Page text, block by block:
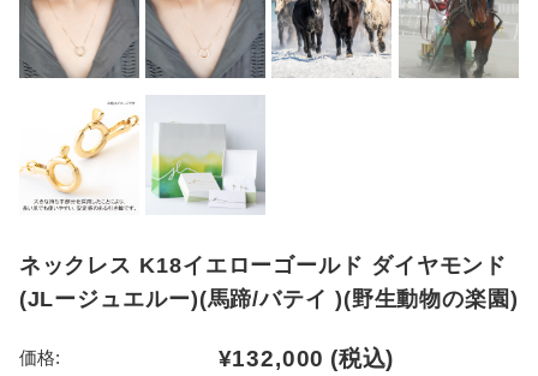
ネックレス K18イエローゴールド ダイヤモンド
(JLージュエルー)(馬蹄/バテイ )(野生動物の楽園)
価格: ¥132,000 (税込)